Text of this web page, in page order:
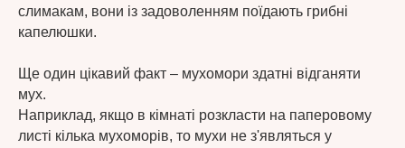
слимакам, вони із задоволенням поїдають грибні
капелюшки.
Ще один цікавий факт – мухомори здатні відганяти
мух.
Наприклад, якщо в кімнаті розкласти на паперовому
листі кілька мухоморів, то мухи не з'являться у